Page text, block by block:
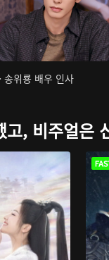
위룡 배우 인사
고, 비주얼은